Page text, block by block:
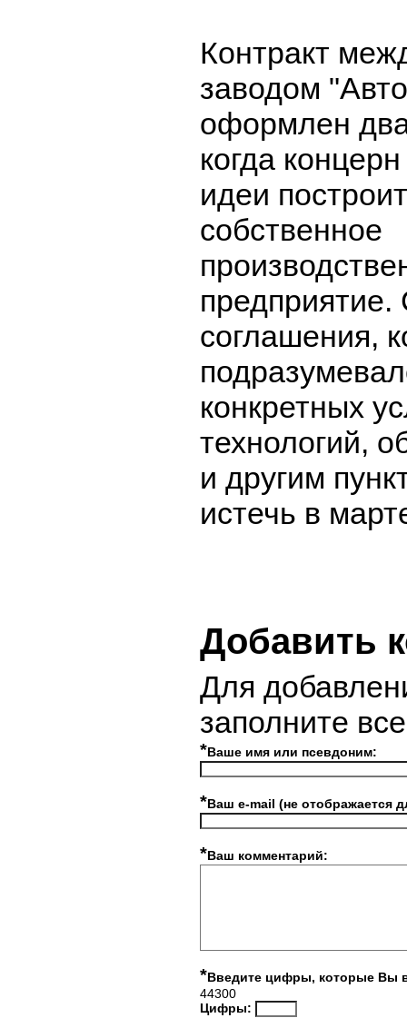
Контракт
заводом
оформлен
когда
идеи
собственное
предприятие.
соглашения,
конкретных
технологий,
и другим
истечь в
Добавить
Для
заполните
*Ваше имя или псевдоним:
*Ваш e-mail (не отображается
*Ваш комментарий:
*Введите цифры, которые Вы
44300
Цифры: